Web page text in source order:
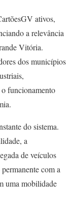
ativos,
a relevância
Vitória.
dos municípios
funcionamento
do sistema.
a
de veículos
com a
uma mobilidade